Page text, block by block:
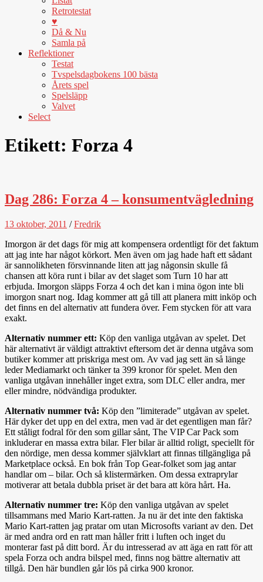
Retrotestat
♥
Då & Nu
Samla på
Reflektioner
Testat
Tvspelsdagbokens 100 bästa
Årets spel
Spelsläpp
Valvet
Select
Etikett: Forza 4
Dag 286: Forza 4 – konsumentvägledning
13 oktober, 2011 /Fredrik
Imorgon är det dags för mig att kompensera ordentligt för det faktum
att jag inte har något körkort. Men även om jag hade haft ett sådant
är sannolikheten försvinnande liten att jag någonsin skulle få
chansen att köra runt i bilar av det slaget som Turn 10 har att
erbjuda. Imorgon släpps Forza 4 och det kan i mina ögon inte bli
imorgon snart nog. Idag kommer att gå till att planera mitt inköp och
det finns en del alternativ att fundera över. Fem stycken för att vara
exakt.
Alternativ nummer ett: Köp den vanliga utgåvan av spelet. Det
här alternativt är väldigt attraktivt eftersom det är denna utgåva som
butiker kommer att priskriga mest om. Av vad jag sett än så länge
leder Mediamarkt och tänker ta 399 kronor för spelet. Men den
vanliga utgåvan innehåller inget extra, som DLC eller andra, mer
eller mindre, nödvändiga produkter.
Alternativ nummer två: Köp den ”limiterade” utgåvan av spelet.
Här dyker det upp en del extra, men vad är det egentligen man får?
Ett ståligt fodral för den som gillar sånt, The VIP Car Pack som
inkluderar en massa extra bilar. Fler bilar är alltid roligt, speciellt för
den nördige, men dessa kommer självklart att finnas tillgängliga på
Marketplace också. En bok från Top Gear-folket som jag antar
handlar om – bilar. Och så klistermärken. Om dessa extraprylar
motiverar att betala dubbla priset är det bara att köra hårt. Ha.
Alternativ nummer tre: Köp den vanliga utgåvan av spelet
tillsammans med Mario Kart-ratten. Ja nu är det inte den faktiska
Mario Kart-ratten jag pratar om utan Microsofts variant av den. Det
är med andra ord en ratt man håller fritt i luften och inget du
monterar fast på ditt bord. Är du intresserad av att äga en ratt för att
spela Forza och andra bilspel med, finns nog bättre alternativ att
tillgå. Den här bundlen går lös på cirka 900 kronor.